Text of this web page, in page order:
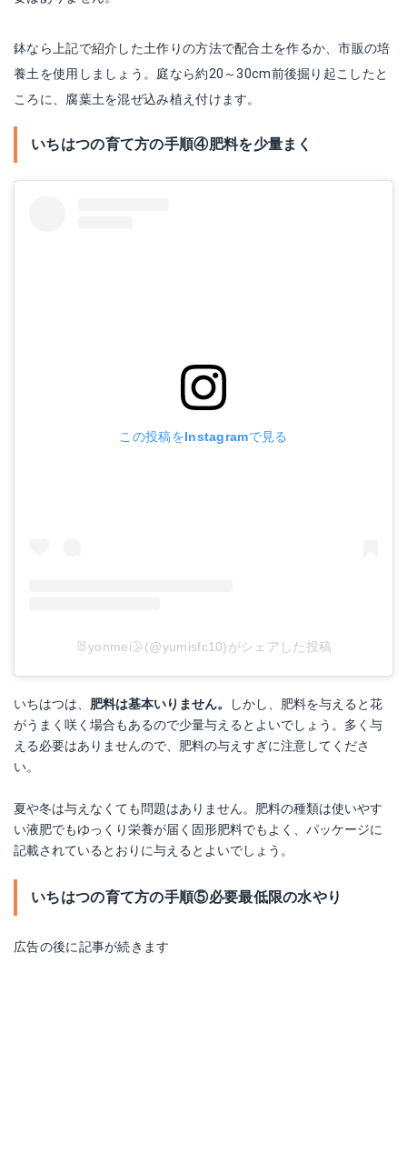
鉢なら上記で紹介した土作りの方法で配合土を作るか、市販の培
養土を使用しましょう。庭なら約20～30cm前後掘り起こしたと
ころに、腐葉土を混ぜ込み植え付けます。
いちはつの育て方の手順④肥料を少量まく
この投稿をInstagramで見る
🐰yonmei🌛(@yumisfc10)がシェアした投稿
いちはつは、 肥料は基本いりません。
しかし、肥料を与えると花
がうまく咲く場合もあるので少量与えるとよいでしょう。多く与
える必要はありませんので、肥料の与えすぎに注意してくださ
い。
夏や冬は与えなくても問題はありません。肥料の種類は使いやす
い液肥でもゆっくり栄養が届く固形肥料でもよく、パッケージに
記載されているとおりに与えるとよいでしょう。
いちはつの育て方の手順⑤必要最低限の水やり
広告の後に記事が続きます